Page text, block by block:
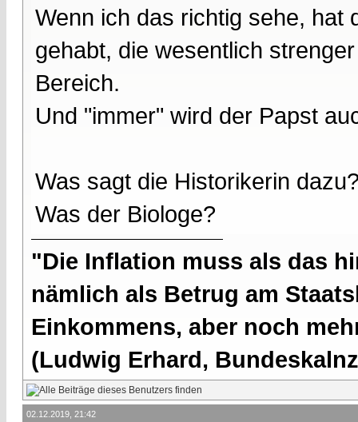
Wenn ich das richtig sehe, hat
gehabt, die wesentlich
Bereich.
Und "immer" wird der Papst
Was sagt die Historikerin
Was der Biologe?
"Die Inflation muss als das
nämlich als Betrug am
Einkommens, aber noch
(Ludwig Erhard,
02.12.2019, 21:42